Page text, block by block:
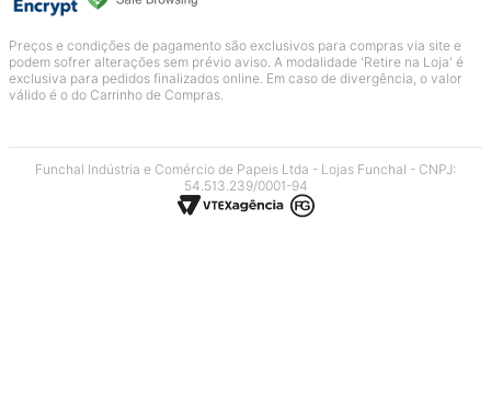
Preços e condições de pagamento são exclusivos para compras via site e
podem sofrer alterações sem prévio aviso. A modalidade 'Retire na Loja' é
exclusiva para pedidos finalizados online. Em caso de divergência, o valor
válido é o do Carrinho de Compras.
Funchal Indústria e Comércio de Papeis Ltda - Lojas Funchal - CNPJ:
54.513.239/0001-94